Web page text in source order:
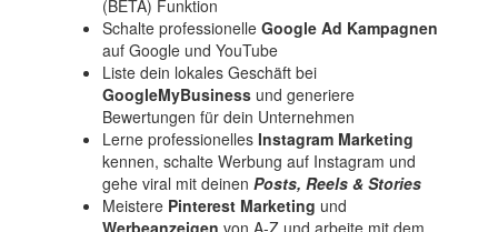
(BETA) Funktion
Schalte professionelleGoogle Ad Kampagnen
auf Google und YouTube
Liste dein lokales Geschäft bei
GoogleMyBusiness und generiere
Bewertungen für dein Unternehmen
Lerne professionellesInstagram Marketing
kennen, schalte Werbung auf Instagram und
gehe viral mit deinenPosts, Reels & Stories
Meistere Pinterest Marketing und
Werbeanzeigen von A-Z und arbeite mit dem